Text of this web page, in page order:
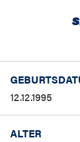
12.12.1995
ALTER